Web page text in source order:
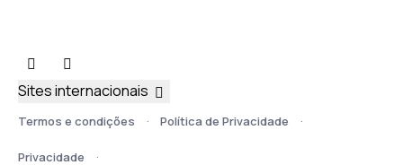
Termos e condições Política de Privacidade
Privacidade
Sites internacionais